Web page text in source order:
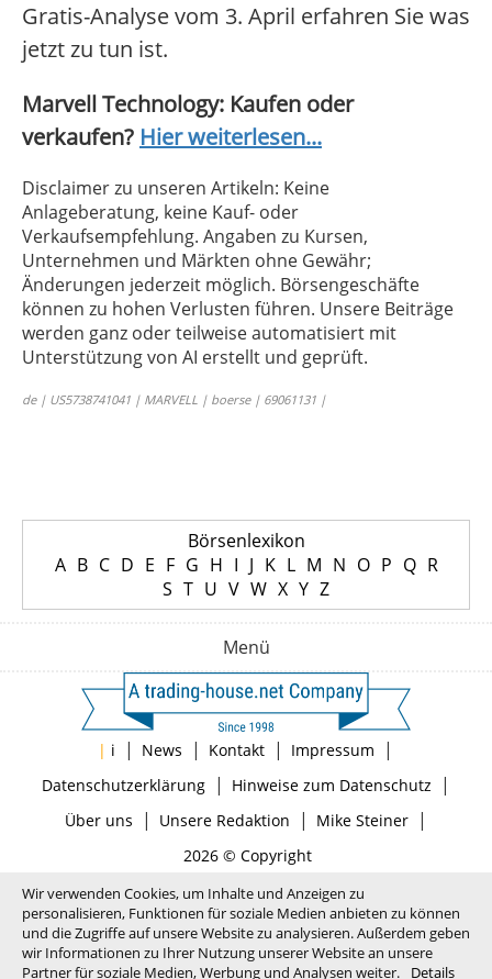
Gratis-Analyse vom 3. April erfahren Sie was
jetzt zu tun ist.
Marvell Technology: Kaufen oder
verkaufen? Hier weiterlesen...
Disclaimer zu unseren Artikeln: Keine
Anlageberatung, keine Kauf- oder
Verkaufsempfehlung. Angaben zu Kursen,
Unternehmen und Märkten ohne Gewähr;
Änderungen jederzeit möglich. Börsengeschäfte
können zu hohen Verlusten führen. Unsere Beiträge
werden ganz oder teilweise automatisiert mit
Unterstützung von AI erstellt und geprüft.
de | US5738741041 | MARVELL | boerse | 69061131 |
Börsenlexikon
A B C D E F G H I J K L M N O P Q R
S T U V W X Y Z
Menü
| i | News | Kontakt | Impressum |
Datenschutzerklärung| Hinweise zum Datenschutz |
Über uns | Unsere Redaktion | Mike Steiner|
2026 © Copyright
Wir verwenden Cookies, um Inhalte und Anzeigen zu
personalisieren, Funktionen für soziale Medien anbieten zu können
und die Zugriffe auf unsere Website zu analysieren. Außerdem geben
wir Informationen zu Ihrer Nutzung unserer Website an unsere
Partner für soziale Medien, Werbung und Analysen weiter.
Details